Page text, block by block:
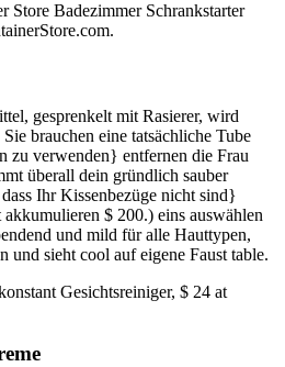
Store Badezimmer Schrankstarter
gesprenkelt mit Rasierer, wird
brauchen eine tatsächliche Tube
zu verwenden} entfernen die Frau
überall dein gründlich sauber
Ihr Kissenbezüge nicht sind}
$ 200.) eins auswählen
und mild für alle Hauttypen,
und sieht cool auf eigene Faust table.
Gesichtsreiniger, $ 24 at